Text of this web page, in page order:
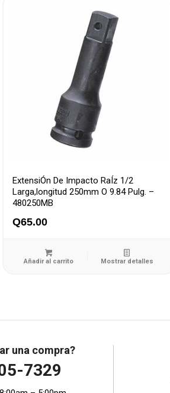
ExtensiÓn De Impacto RaÍz 1/2
Larga,longitud 250mm O 9.84 Pulg. –
480250MB
Q65.00
Añadir al carrito Mostrar detalles
una compra?
7329